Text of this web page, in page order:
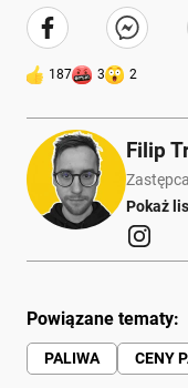
187 3 2
Filip
Pokaż
Powiązane tematy:
PALIWA
CENY